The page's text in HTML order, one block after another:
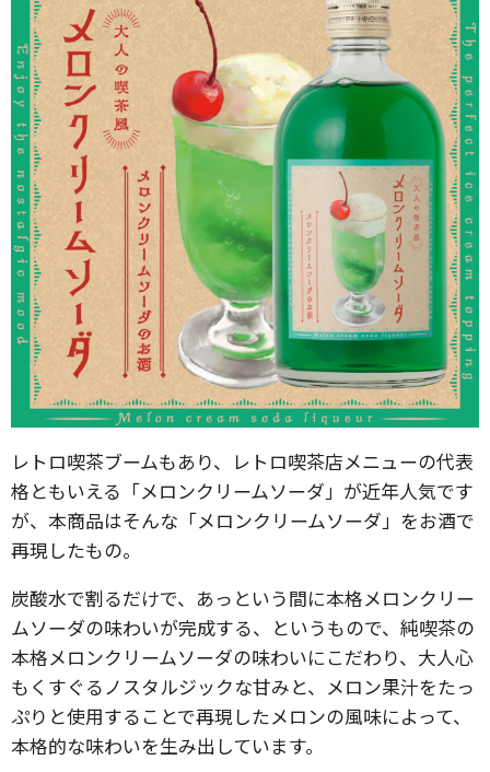
レトロ喫茶ブームもあり、レトロ喫茶店メニューの代表
格ともいえる「メロンクリームソーダ」が近年人気です
が、本商品はそんな「メロンクリームソーダ」をお酒で
再現したもの。
炭酸水で割るだけで、あっという間に本格メロンクリー
ムソーダの味わいが完成する、というもので、純喫茶の
本格メロンクリームソーダの味わいにこだわり、大人心
もくすぐるノスタルジックな甘みと、メロン果汁をたっ
ぷりと使用することで再現したメロンの風味によって、
本格的な味わいを生み出しています。